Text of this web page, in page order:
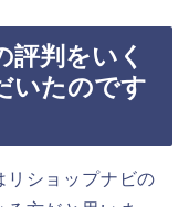
評判をいく
いたのです
リショップナビの